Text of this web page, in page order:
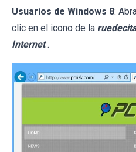
Usuarios de Windows 8:
clic en el icono de la
Internet .